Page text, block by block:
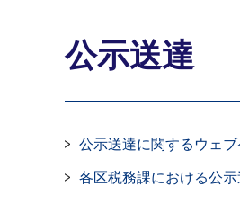
公示送達
公示送達に関するウェ
各区税務課における公示